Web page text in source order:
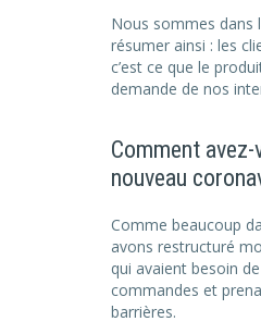
Nous sommes dans
résumer ainsi : les
c’est ce que le
demande de nos
Comment
nouveau
Comme beaucoup
avons restructuré
qui avaient besoin
commandes et
barrières.